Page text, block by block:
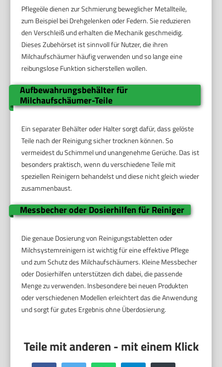
Pflegeöle dienen zur Schmierung beweglicher Metallteile,
zum Beispiel bei Drehgelenken oder Federn. Sie reduzieren
den Verschleiß und erhalten die Mechanik geschmeidig.
Dieses Zubehörset ist sinnvoll für Nutzer, die ihren
Milchaufschäumer häufig verwenden und so lange eine
reibungslose Funktion sicherstellen wollen.
Aufbewahrungsbehälter für
Milchaufschäumer-Teile
Ein separater Behälter oder Halter sorgt dafür, dass gelöste
Teile nach der Reinigung sicher trocknen können. So
vermeidest du Schimmel und unangenehme Gerüche. Das ist
besonders praktisch, wenn du verschiedene Teile mit
speziellen Reinigern behandelst und diese nicht gleich wieder
zusammenbaust.
Messbecher oder Dosierhilfen für Reiniger
Die genaue Dosierung von Reinigungstabletten oder
Milchsystemreinigern ist wichtig für eine effektive Pflege
und zum Schutz des Milchaufschäumers. Kleine Messbecher
oder Dosierhilfen unterstützen dich dabei, die passende
Menge zu verwenden. Insbesondere bei neuen Produkten
oder verschiedenen Modellen erleichtert das die Anwendung
und sorgt für gutes Ergebnis ohne Überdosierung.